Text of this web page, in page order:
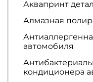
Аквапринт
Алмазная
автомобиля
кондиционера